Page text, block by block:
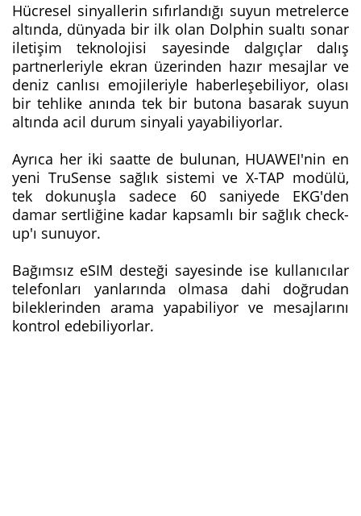
Hücresel sinyallerin sıfırlandığı suyun metrelerce
altında, dünyada bir ilk olan Dolphin sualtı sonar
iletişim teknolojisi sayesinde dalgıçlar dalış
partnerleriyle ekran üzerinden hazır mesajlar ve
deniz canlısı emojileriyle haberleşebiliyor, olası
bir tehlike anında tek bir butona basarak suyun
altında acil durum sinyali yayabiliyorlar.
Ayrıca her iki saatte de bulunan, HUAWEI'nin en
yeni TruSense sağlık sistemi ve X-TAP modülü,
tek dokunuşla sadece 60 saniyede EKG'den
damar sertliğine kadar kapsamlı bir sağlık check-
up'ı sunuyor.
Bağımsız eSIM desteği sayesinde ise kullanıcılar
telefonları yanlarında olmasa dahi doğrudan
bileklerinden arama yapabiliyor ve mesajlarını
kontrol edebiliyorlar.